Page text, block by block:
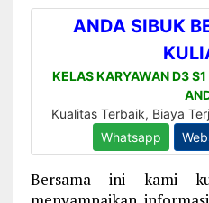
Bersama ini kami